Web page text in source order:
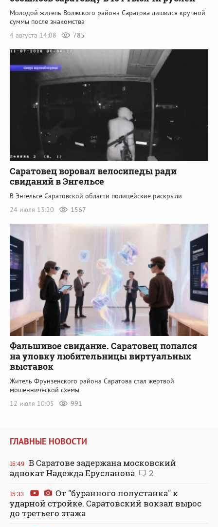
Молодой житель Волжского района Саратова лишился крупной
суммы после знакомства
4 августа 14:08
785
Саратовец воровал велосипеды ради
свиданий в Энгельсе
В Энгельсе Саратовской области полицейские раскрыли
24 июля 13:20
1567
Фальшивое свидание. Саратовец попался
на уловку любительницы виртуальных
выставок
Житель Фрунзенского района Саратова стал жертвой
мошеннической схемы
12 июля 10:05
991
ГЛАВНЫЕ НОВОСТИ
15:49 В Саратове задержана московский
адвокат Надежда Ерусланова
2
15:33
От "буранного полустанка" к
ударной стройке. Саратовский вокзал вырос
до третьего этажа